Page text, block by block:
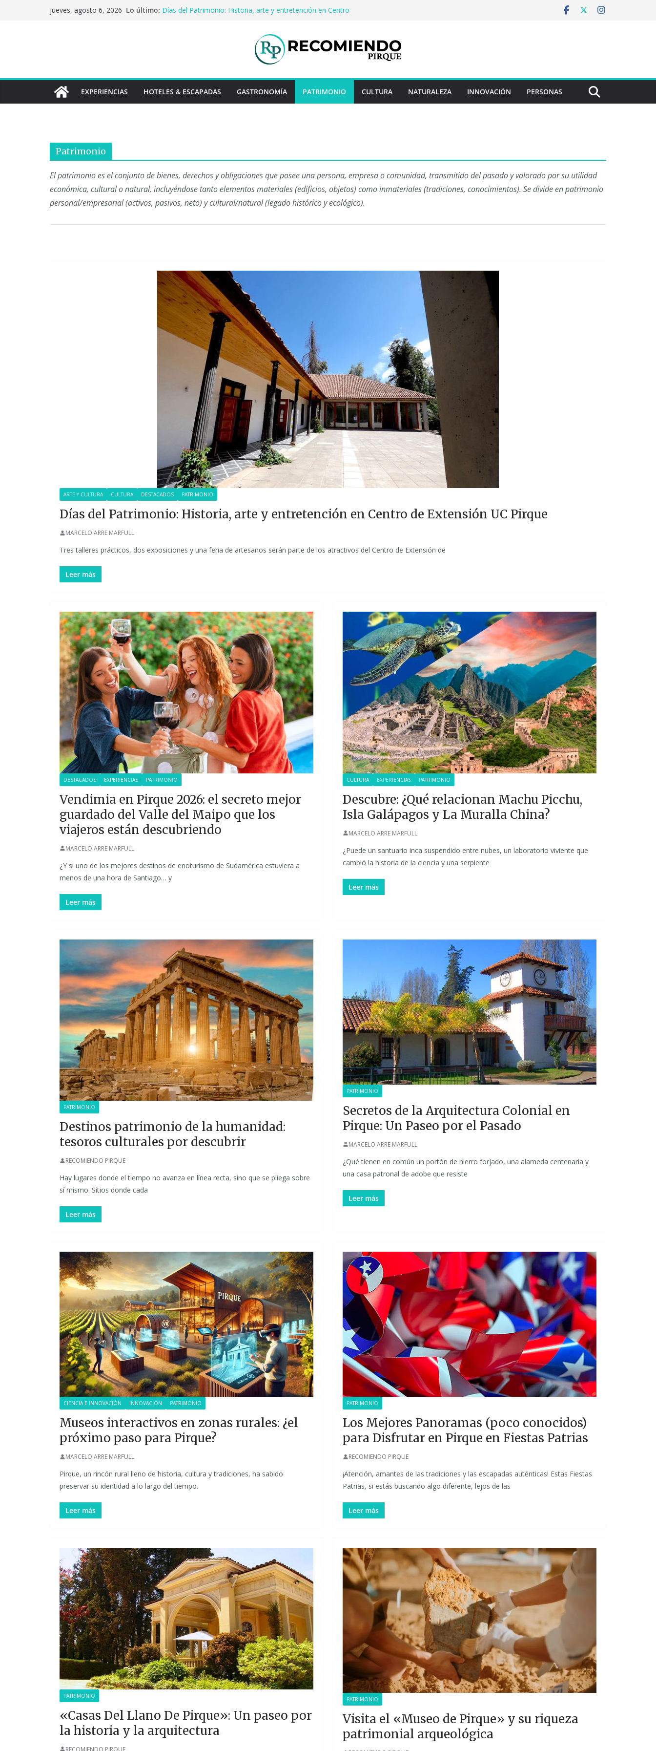
jueves, agosto 6, 2026 Lo último: Días del Patrimonio: Historia, arte y entretención en Centro
Primer crédito en Rayo Credit y diferencias frente a
Los sabores que cuentan historias: ingredientes que dieron
identidad a países enteros
EXPERIENCIAS HOTELES & ESCAPADAS GASTRONOMÍA PATRIMONIO CULTURA NATURALEZA INNOVACIÓN PERSONAS
Patrimonio
El patrimonio es el conjunto de bienes, derechos y obligaciones que posee una persona, empresa o comunidad, transmitido del pasado y valorado por su utilidad
económica, cultural o natural, incluyéndose tanto elementos materiales (edificios, objetos) como inmateriales (tradiciones, conocimientos). Se divide en patrimonio
personal/empresarial (activos, pasivos, neto) y cultural/natural (legado histórico y ecológico).
ARTE Y CULTURA CULTURA DESTACADOS PATRIMONIO
Días del Patrimonio: Historia, arte y entretención en Centro de Extensión UC Pirque
MARCELO ARRE MARFULL
Tres talleres prácticos, dos exposiciones y una feria de artesanos serán parte de los atractivos del Centro de Extensión de
Leer más
DESTACADOS EXPERIENCIAS PATRIMONIO
Vendimia en Pirque 2026: el secreto mejor
guardado del Valle del Maipo que los
viajeros están descubriendo
MARCELO ARRE MARFULL
¿Y si uno de los mejores destinos de enoturismo de Sudamérica estuviera a
menos de una hora de Santiago… y
Leer más
CULTURA EXPERIENCIAS PATRIMONIO
Descubre: ¿Qué relacionan Machu Picchu,
Isla Galápagos y La Muralla China?
MARCELO ARRE MARFULL
¿Puede un santuario inca suspendido entre nubes, un laboratorio viviente que
cambió la historia de la ciencia y una serpiente
Leer más
PATRIMONIO
Destinos patrimonio de la humanidad:
tesoros culturales por descubrir
RECOMIENDO PIRQUE
Hay lugares donde el tiempo no avanza en línea recta, sino que se pliega sobre
sí mismo. Sitios donde cada
Leer más
PATRIMONIO
Secretos de la Arquitectura Colonial en
Pirque: Un Paseo por el Pasado
MARCELO ARRE MARFULL
¿Qué tienen en común un portón de hierro forjado, una alameda centenaria y
una casa patronal de adobe que resiste
Leer más
CIENCIA E INNOVACIÓN INNOVACIÓN PATRIMONIO
Museos interactivos en zonas rurales: ¿el
próximo paso para Pirque?
MARCELO ARRE MARFULL
Pirque, un rincón rural lleno de historia, cultura y tradiciones, ha sabido
preservar su identidad a lo largo del tiempo.
Leer más
PATRIMONIO
Los Mejores Panoramas (poco conocidos)
para Disfrutar en Pirque en Fiestas Patrias
RECOMIENDO PIRQUE
¡Atención, amantes de las tradiciones y las escapadas auténticas! Estas Fiestas
Patrias, si estás buscando algo diferente, lejos de las
Leer más
PATRIMONIO
«Casas Del Llano De Pirque»: Un paseo por
la historia y la arquitectura
RECOMIENDO PIRQUE
PATRIMONIO
Visita el «Museo de Pirque» y su riqueza
patrimonial arqueológica